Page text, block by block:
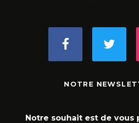
NOTRE
Notre souhait est de vous